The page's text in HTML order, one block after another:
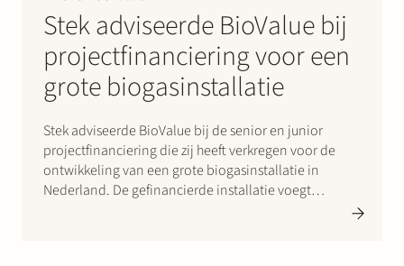
Stek adviseerde BioValue bij
projectfinanciering voor een
grote biogasinstallatie
Stek adviseerde BioValue bij de senior en junior
projectfinanciering die zij heeft verkregen voor de
ontwikkeling van een grote biogasinstallatie in
Nederland. De gefinancierde installatie voegt